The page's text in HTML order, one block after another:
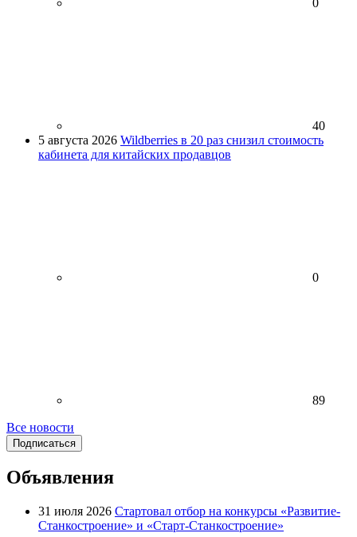
40
5 августа 2026 Wildberries в 20 раз снизил стоимость
кабинета для китайских продавцов
0
89
Все новости
Подписаться
Объявления
31 июля 2026 Стартовал отбор на конкурсы «Развитие-
Станкостроение» и «Старт-Станкостроение»